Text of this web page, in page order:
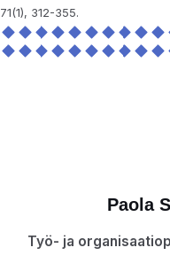
71(1), 312-355.
Paola
Työ- ja